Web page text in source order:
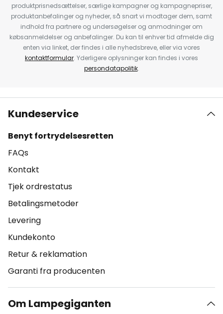
produktprisnedsættelser, særlige kampagner og kampagnepriser,
produktanbefalinger og nyheder, så snart vi modtager dem, samt
indhold fra partnere og undersøgelser og anmodninger om
købsanmeldelser og anbefalinger. Du kan til enhver tid afmelde dig
enten via linket, der findes i alle nyhedsbreve, eller via vores
kontaktformular. Yderligere oplysninger kan findes i vores
persondatapolitik.
Kundeservice
Benyt fortrydelsesretten
FAQs
Kontakt
Tjek ordrestatus
Betalingsmetoder
Levering
Kundekonto
Retur & reklamation
Garanti fra producenten
Om Lampegiganten